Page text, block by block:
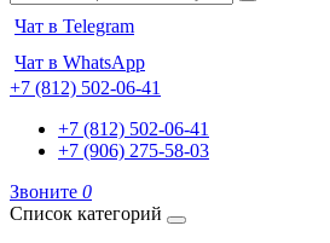
Чат в Telegram
Чат в WhatsApp
+7 (812) 502-06-41
+7 (812) 502-06-41
+7 (906) 275-58-03
Звоните 0
Список категорий